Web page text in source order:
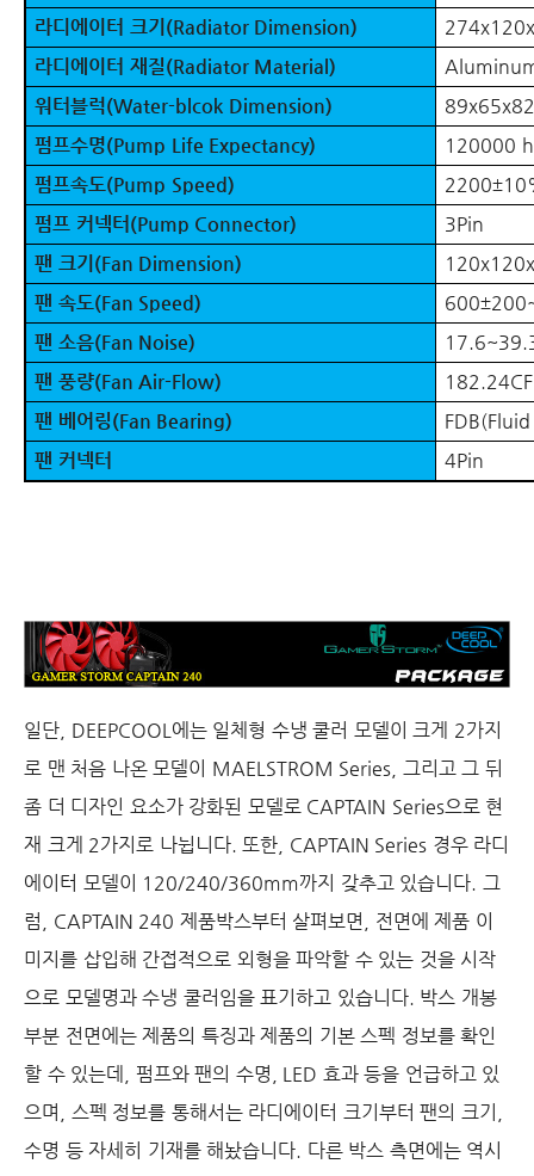
라디에이터 크기 (Radiator Dimension)
라디에이터 재질(Radiator Material)
워터블럭(Water-blcok Dimension)
펌프수명(Pump Life Expectancy)
120000
펌프속도(Pump Speed) 2200±
펌프 커넥터 (Pump Connector)
3Pin
팬 크기 (Fan Dimension)
팬 속도(Fan Speed) 600±
팬 소음(Fan Noise)
팬 풍량(Fan Air-Flow)
팬 베어링(Fan Bearing)
팬 커넥터
4Pin
일단 , DEEPCOOL 에는 일체형 수냉 쿨러 모델이 크게 2가지
로 맨 처음 나온 모델이 MAELSTROM Series, 그리고 그 뒤
좀 더 디자인 요소가 강화된 모델로CAPTAIN Series으로 현
재 크게 2가지로 나뉩니다. 또한 , CAPTAIN Series 경우 라디
에이터 모델이 120/240/360mm까지 갖추고 있습니다. 그
럼
, CAPTAIN 240 제품박스부터 살펴보면
전면에 제품 이
미지를 삽입해 간접적으로 외형을 파악할 수 있는 것을 시작
으로 모델명과 수냉 쿨러임을 표기하고 있습니다. 박스 개봉
부분 전면에는 제품의 특징과 제품의 기본 스펙 정보를 확인
할 수 있는데
펌프와 팬의 수명 , LED 효과 등을 언급하고 있
으며
스펙 정보를 통해서는 라디에이터 크기부터 팬의 크기
수명 등 자세히 기재를 해놨습니다. 다른 박스 측면에는 역시